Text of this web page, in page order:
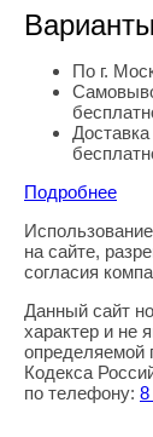
По г.
Подробнее
Правовая
на сайте,
согласия
Данный сайт
характер и не
определяемой
Кодекса
по телефону: 8